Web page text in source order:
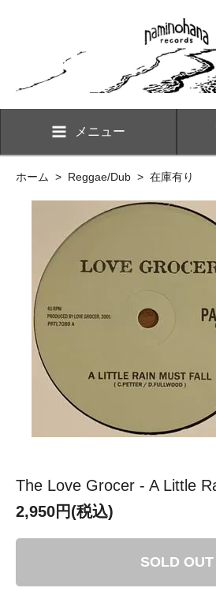
メニュー
ホーム > Reggae/Dub > 在庫有り
The Love Grocer - A Little
2,950円(税込)
SOLD OUT